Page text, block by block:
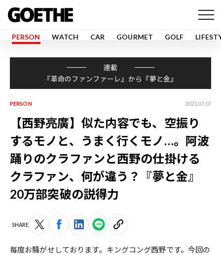
PERSON WATCH CAR GOURMET GOLF
連載
『革命のファンファーレ』から『夢と金』
PERSON 2023.07.07
【西野亮廣】似た内容でも、空振り
するモノと、うまく行くモノ…。阿波
踊りのクラファンと西野の仕掛ける
クラファン、何が違う？――『夢と金』
20万部突破の説得力
SHARE
毎度お騒がせしております。キングコング西野です。今回の